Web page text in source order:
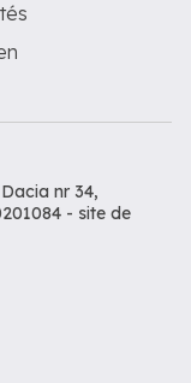
nr 34,
- site de